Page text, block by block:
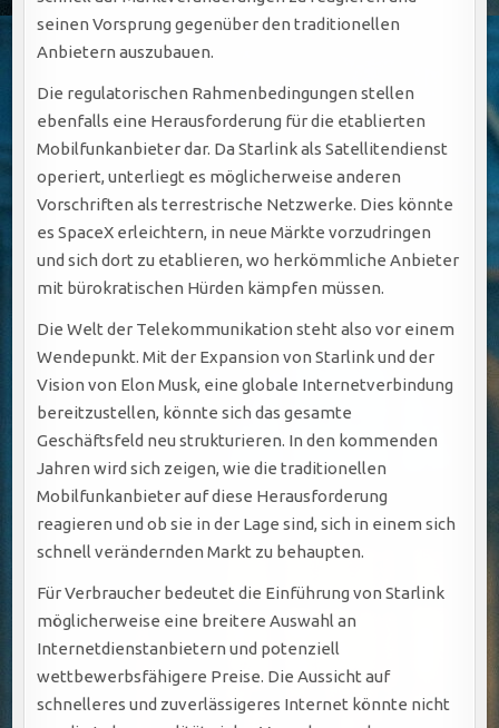
seinen Vorsprung gegenüber den traditionellen
Anbietern auszubauen.
Die regulatorischen Rahmenbedingungen stellen
ebenfalls eine Herausforderung für die etablierten
Mobilfunkanbieter dar. Da Starlink als Satellitendienst
operiert, unterliegt es möglicherweise anderen
Vorschriften als terrestrische Netzwerke. Dies könnte
es SpaceX erleichtern, in neue Märkte vorzudringen
und sich dort zu etablieren, wo herkömmliche Anbieter
mit bürokratischen Hürden kämpfen müssen.
Die Welt der Telekommunikation steht also vor einem
Wendepunkt. Mit der Expansion von Starlink und der
Vision von Elon Musk, eine globale Internetverbindung
bereitzustellen, könnte sich das gesamte
Geschäftsfeld neu strukturieren. In den kommenden
Jahren wird sich zeigen, wie die traditionellen
Mobilfunkanbieter auf diese Herausforderung
reagieren und ob sie in der Lage sind, sich in einem sich
schnell verändernden Markt zu behaupten.
Für Verbraucher bedeutet die Einführung von Starlink
möglicherweise eine breitere Auswahl an
Internetdienstanbietern und potenziell
wettbewerbsfähigere Preise. Die Aussicht auf
schnelleres und zuverlässigeres Internet könnte nicht